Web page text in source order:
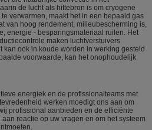
de lucht als hittebron is om cryogene
verwarmen, maakt het in een bepaald gas
van hoog rendement, milieubescherming is,
energie - besparingsmateriaal ruilen. Het
maken luchtverstuivers
kan ook in koude worden in werking gesteld
voorwaarde, kan het onophoudelijk
energiek en de profissionalteams met
werken moedigt ons aan om
profissional aanbieden en de efficiënte
reactie op uw vragen en om het systeem